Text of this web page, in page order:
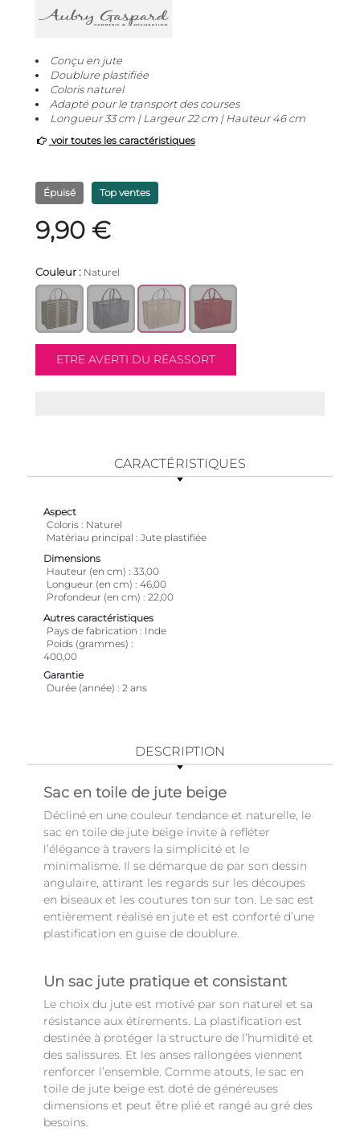
Conçu en jute
Doublure plastifiée
Coloris naturel
Adapté pour le transport des courses
Longueur 33 cm | Largeur 22 cm | Hauteur 46 cm
voir toutes les caractéristiques
Épuisé Top ventes
9,90 €
Couleur : Naturel
CARACTÉRISTIQUES
Aspect
Coloris
Naturel
Matériau principal
Jute plastifiée
Dimensions
Hauteur (en cm)
33,00
Longueur (en cm)
46,00
Profondeur (en cm)
22,00
Autres caractéristiques
Pays de fabrication
Inde
Poids (grammes)
400,00
Garantie
Durée (année)
2 ans
DESCRIPTION
Sac en toile de jute beige
Décliné en une couleur tendance et naturelle, le
sac en toile de jute beige invite à refléter
l’élégance à travers la simplicité et le
minimalisme. Il se démarque de par son dessin
angulaire, attirant les regards sur les découpes
en biseaux et les coutures ton sur ton. Le sac est
entièrement réalisé en jute et est conforté d’une
plastification en guise de doublure.
Un sac jute pratique et consistant
Le choix du jute est motivé par son naturel et sa
résistance aux étirements. La plastification est
destinée à protéger la structure de l’humidité et
des salissures. Et les anses rallongées viennent
renforcer l’ensemble. Comme atouts, le sac en
toile de jute beige est doté de généreuses
dimensions et peut être plié et rangé au gré des
besoins.